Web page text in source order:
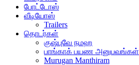
போட்டோஸ்
வீடியோஸ்
Trailers
தொடர்கள்
குஷ்புவே நமஹ
பாங்காக் பயண அனுபவங்கள்
Murugan Manthiram